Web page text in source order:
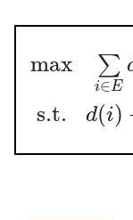
max ∑
i∈E
s.t.
d(i)